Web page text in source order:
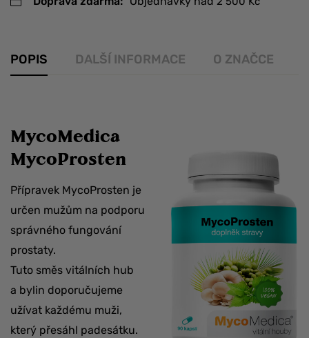
POPIS DALŠÍ INFORMACE O ZNAČCE
MycoMedica
MycoProsten
Přípravek MycoProsten je
určen mužům na podporu
správného fungování
prostaty.
Tuto směs vitálních hub
a bylin doporučujeme
užívat každému muži,
který přesáhl padesátku.